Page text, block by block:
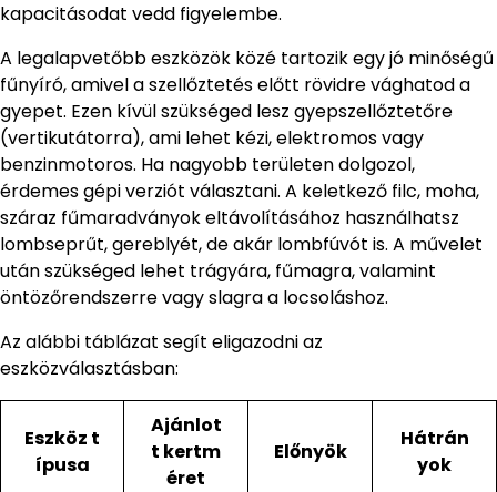
kapacitásodat vedd figyelembe.
A legalapvetőbb eszközök közé tartozik egy jó minőségű
fűnyíró, amivel a szellőztetés előtt rövidre vághatod a
gyepet. Ezen kívül szükséged lesz gyepszellőztetőre
(vertikutátorra), ami lehet kézi, elektromos vagy
benzinmotoros. Ha nagyobb területen dolgozol,
érdemes gépi verziót választani. A keletkező filc, moha,
száraz fűmaradványok eltávolításához használhatsz
lombseprűt, gereblyét, de akár lombfúvót is. A művelet
után szükséged lehet trágyára, fűmagra, valamint
öntözőrendszerre vagy slagra a locsoláshoz.
Az alábbi táblázat segít eligazodni az
eszközválasztásban:
Eszköz t
ípusa
Ajánlot
t kertm
éret
Előnyök
Hátrán
yok